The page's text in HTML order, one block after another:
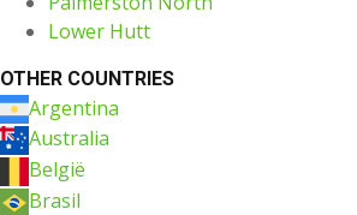
Lower Hutt
OTHER COUNTRIES
Argentina
Australia
België
Brasil